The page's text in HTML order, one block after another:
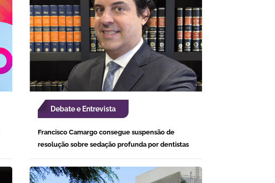
Debate e Entrevista
Francisco Camargo consegue suspensão de
resolução sobre sedação profunda por dentistas